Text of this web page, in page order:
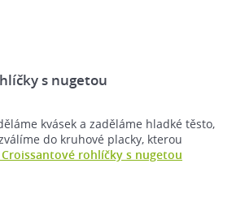
s nugetou
kvásek a zaděláme hladké těsto,
do kruhové placky, kterou
rohlíčky s nugetou